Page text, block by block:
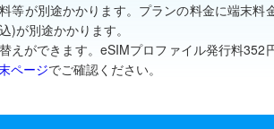
等が別途かかります。プランの料金に端末料
が別途かかります。
えができます。eSIMプロファイル発行料352
ページでご確認ください。